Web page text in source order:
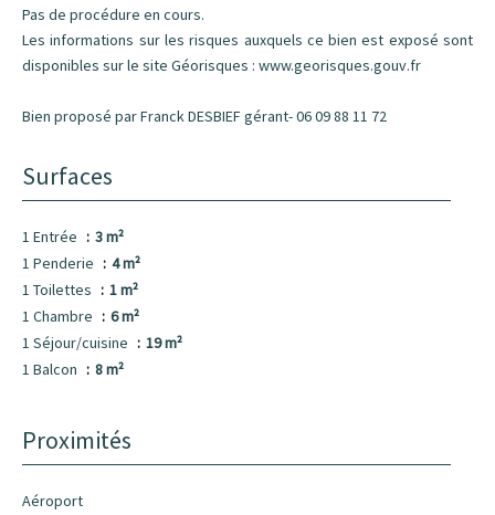
Pas de procédure en cours.
Les informations sur les risques auxquels ce bien est exposé sont
disponibles sur le site Géorisques : www.georisques.gouv.fr
Bien proposé par Franck DESBIEF gérant- 06 09 88 11 72
Surfaces
1 Entrée
3 m²
1 Penderie
4 m²
1 Toilettes
1 m²
1 Chambre
6 m²
1 Séjour/cuisine
19 m²
1 Balcon
8 m²
Proximités
Aéroport